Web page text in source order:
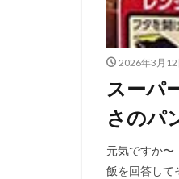
2026年3月12
スーパ
さのパ
元気ですか〜
飯を回答して